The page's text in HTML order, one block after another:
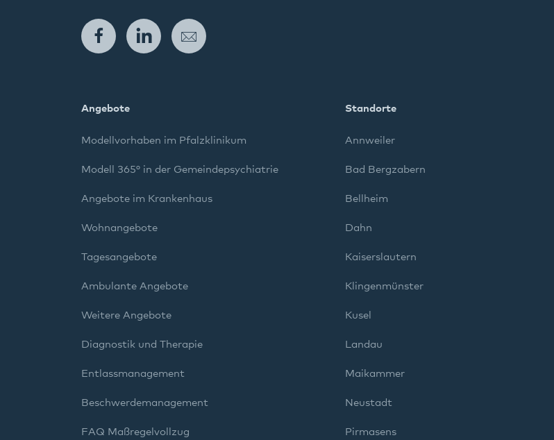
FacebookLinkedIn
Angebote
Modellvorhaben im Pfalzklinikum
Modell 365° in der Gemeindepsychiatrie
Angebote im Krankenhaus
Wohnangebote
Tagesangebote
Ambulante Angebote
Weitere Angebote
Diagnostik und Therapie
Entlassmanagement
Beschwerdemanagement
FAQ Maßregelvollzug
Standorte
Annweiler
Bad Bergzabern
Bellheim
Dahn
Kaiserslautern
Klingenmünster
Kusel
Landau
Maikammer
Neustadt
Pirmasens